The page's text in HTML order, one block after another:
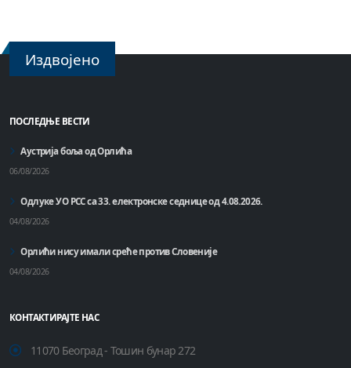
Издвојено
ПОСЛЕДЊЕ ВЕСТИ
Аустрија боља од Орлића
06/08/2026
Одлуке УО РСС са 33. електронске седнице од 4.08.2026.
04/08/2026
Орлићи нису имали среће против Словеније
04/08/2026
КОНТАКТИРАЈТЕ НАС
11070 Београд - Тошин бунар 272